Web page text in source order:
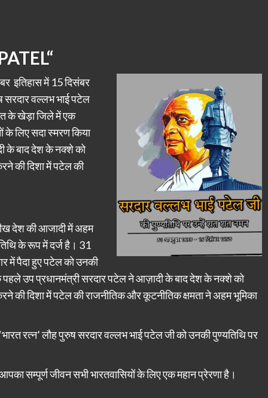
“
इतिहास में 15 दिसंबर
सरदार वल्लभ भाई पटेल
के खेड़ा जिले में एक
के लिए सदा स्मरण किया
के बाद देश के नक्शे को
की दिशा में पटेल की
देश की आजादी में अहम
के रूप में दर्ज है। 31
में पैदा हुए पटेल को उनकी
उप प्रधानमंत्री सरदार पटेल ने आज़ादी के बाद देश के नक्शे को
की दिशा में पटेल की राजनीतिक और कूटनीतिक क्षमता ने अहम भूमिका
रत्न’ लौह पुरुष सरदार वल्लभ भाई पटेल जी को उनकी पुण्यतिथि पर
सम्पूर्ण जीवन सभी भारतवासियों के लिए एक महान प्रेरणा है।